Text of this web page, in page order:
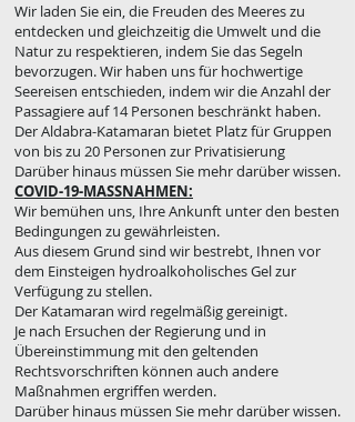
Wir laden Sie ein, die Freuden des Meeres zu
entdecken und gleichzeitig die Umwelt und die
Natur zu respektieren, indem Sie das Segeln
bevorzugen. Wir haben uns für hochwertige
Seereisen entschieden, indem wir die Anzahl der
Passagiere auf 14 Personen beschränkt haben.
Der Aldabra-Katamaran bietet Platz für Gruppen
von bis zu 20 Personen zur Privatisierung
Darüber hinaus müssen Sie mehr darüber wissen.
COVID-19-MASSNAHMEN:
Wir bemühen uns, Ihre Ankunft unter den besten
Bedingungen zu gewährleisten.
Aus diesem Grund sind wir bestrebt, Ihnen vor
dem Einsteigen hydroalkoholisches Gel zur
Verfügung zu stellen.
Der Katamaran wird regelmäßig gereinigt.
Je nach Ersuchen der Regierung und in
Übereinstimmung mit den geltenden
Rechtsvorschriften können auch andere
Maßnahmen ergriffen werden.
Darüber hinaus müssen Sie mehr darüber wissen.